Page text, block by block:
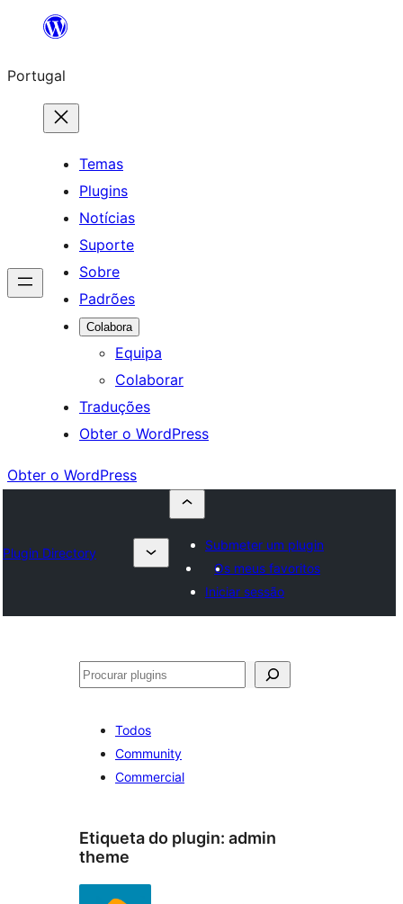
Saltar
o
conteúdo
Portugal
Temas
Plugins
Notícias
Suporte
Sobre
Padrões
Colabora
Equipa
Colaborar
Traduções
Obter o WordPress
Obter o WordPress
Plugin Directory
Submeter um plugin
Os meus favoritos
Iniciar sessão
Pesquisar
Todos
Community
Commercial
Etiqueta do plugin: admin
theme